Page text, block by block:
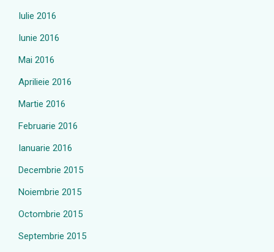
Iulie 2016
Iunie 2016
Mai 2016
Aprilieie 2016
Martie 2016
Februarie 2016
Ianuarie 2016
Decembrie 2015
Noiembrie 2015
Octombrie 2015
Septembrie 2015